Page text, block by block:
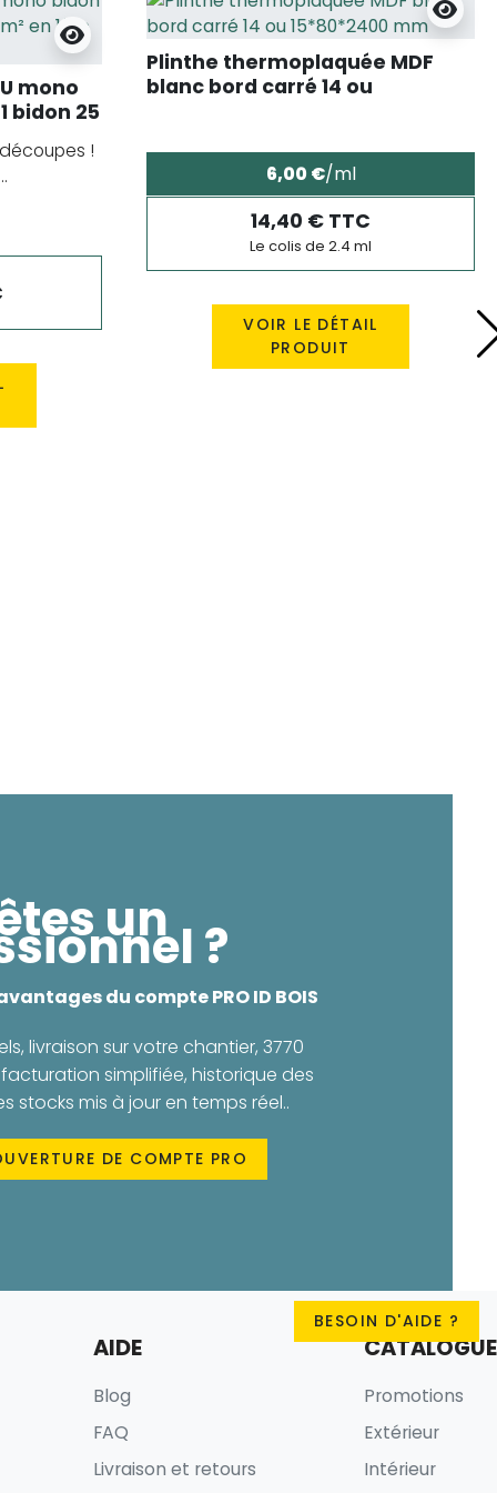
BESOIN D'AIDE ?
mono
bidon 25
!
Plinthe thermoplaquée MDF
blanc bord carré 14 ou
6,00 €/ml
14,40 € TTC
Le colis de 2.4 ml
VOIR LE DÉTAIL
PRODUIT
un ?
du compte PRO ID BOIS
livraison sur votre chantier, 3770
simplifiée, historique des
stocks mis à jour en temps réel..
DE COMPTE PRO
AIDE
Blog
FAQ
Livraison et retours
CATALOGUE
Promotions
Extérieur
Intérieur